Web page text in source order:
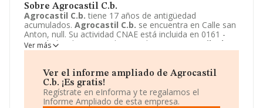
Sobre Agrocastil C.b.
Agrocastil C.b. tiene 17 años de antigüedad
acumulados. Agrocastil C.b. se encuentra en Calle san
Anton, null. Su actividad CNAE está incluida en 0161 -
Actividades de apoyo a la agricultura.
Agrocastil C.b.
está registrada como Comunidad de bienes.
Ver más
Ver el informe ampliado de Agrocastil
C.b. ¡Es gratis!
Regístrate en eInforma y te regalamos el
Informe Ampliado de esta empresa.